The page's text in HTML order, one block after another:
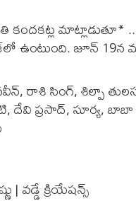
కందకట్ల మాట్లాడుతూ*
ఉంటుంది. జూన్
రాశి సింగ్, శిల్పా
దేవి ప్రసాద్, సూర్య,
| వడ్డే క్రియేషన్స్